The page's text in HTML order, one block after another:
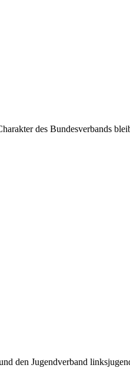
des Bundesverbands
den Jugendverband